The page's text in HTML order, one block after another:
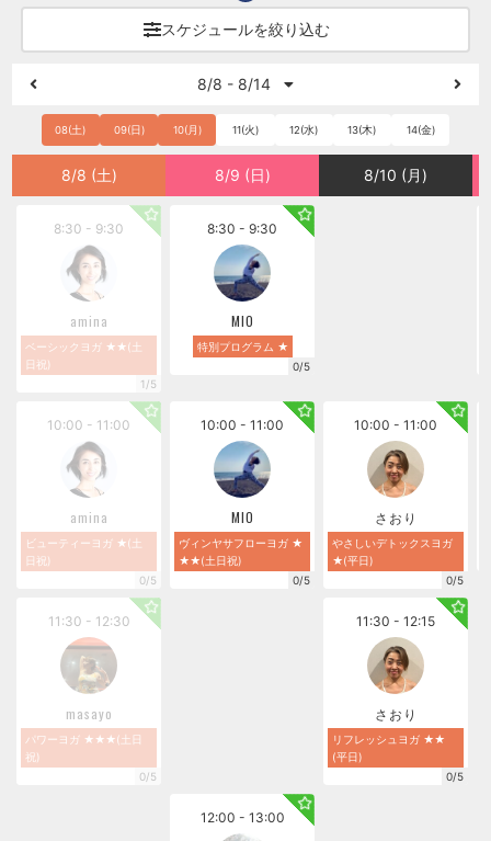
スケジュールを絞り込む
8/8 - 8/14
08(土) 09(日) 10(月) 11(火) 12(水) 13(木) 14(金)
8/8 (土) 8/9 (日) 8/10 (月)
8:30 - 9:30
amina
ベーシックヨガ ★★(土
日祝)
1/5
8:30 - 9:30
MIO
特別プログラム ★
0/5
10:00 - 11:00
amina
ビューティーヨガ ★(土
日祝)
0/5
10:00 - 11:00
MIO
ヴィンヤサフローヨガ ★
★★(土日祝)
0/5
10:00 - 11:00
さおり
やさしいデトックスヨガ
★(平日)
0/5
11:30 - 12:30
masayo
パワーヨガ ★★★(土日
祝)
0/5
11:30 - 12:15
さおり
リフレッシュヨガ ★★
(平日)
0/5
12:00 - 13:00